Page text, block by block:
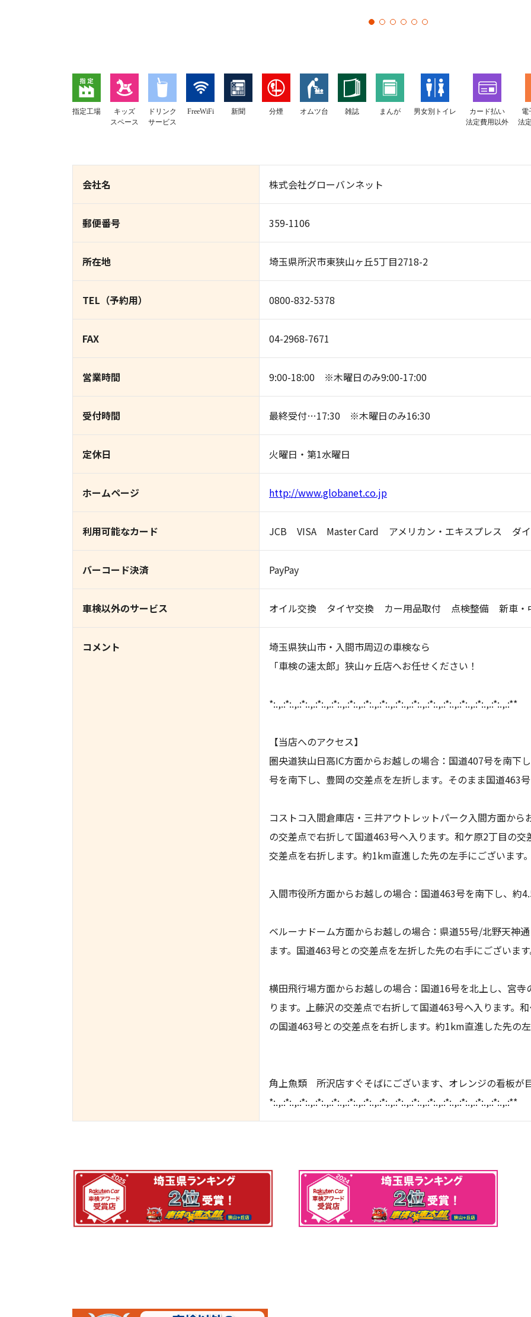
指定工場
キッズ
スペース
ドリンク
サービス
FreeWiFi 新聞 分煙 オムツ台 雑誌 まんが 男女別トイレ
カード払い
法定費用以外
電
法
会社名 株式会社グローバンネット
郵便番号 359-1106
所在地 埼玉県所沢市東狭山ヶ丘5丁目2718-2
TEL（予約用） 0800-832-5378
FAX 04-2968-7671
営業時間 9:00-18:00 ※木曜日のみ9:00-17:00
受付時間 最終受付…17:30 ※木曜日のみ16:30
定休日 火曜日・第1水曜日
ホームページ http://www.globanet.co.jp
利用可能なカード JCB VISA Master Card アメリカン・エキスプレス ダ
バーコード決済 PayPay
車検以外のサービス オイル交換 タイヤ交換 カー用品取付 点検整備 新車・
コメント
埼玉県狭山市・入間市周辺の車検なら
「車検の速太郎」狭山ヶ丘店へお任せください！
*:.,.:*:.,.:*:.,.:*:.,.:*:.,.:*:.,.:*:.,.:*:.,.:*:.,.:*:.,.:*:.,.:*:.,.:*:.,.:*:.,.:*:.,.:**
【当店へのアクセス】
圏央道狭山日高IC方面からお越しの場合：国道407号を南下
号を南下し、豊岡の交差点を左折します。そのまま国道463
コストコ入間倉庫店・三井アウトレットパーク入間方面か
の交差点で右折して国道463号へ入ります。和ケ原2丁目の
交差点を右折します。約1km直進した先の左手にございます。
入間市役所方面からお越しの場合：国道463号を南下し、約
ベルーナドーム方面からお越しの場合：県道55号/北野天神
ます。国道463号との交差点を左折した先の右手にございます
横田飛行場方面からお越しの場合：国道16号を北上し、宮
ります。上藤沢の交差点で右折して国道463号へ入ります。
の国道463号との交差点を右折します。約1km直進した先の左
角上魚類 所沢店すぐそばにございます、オレンジの看板が
*:.,.:*:.,.:*:.,.:*:.,.:*:.,.:*:.,.:*:.,.:*:.,.:*:.,.:*:.,.:*:.,.:*:.,.:*:.,.:*:.,.:*:.,.:**